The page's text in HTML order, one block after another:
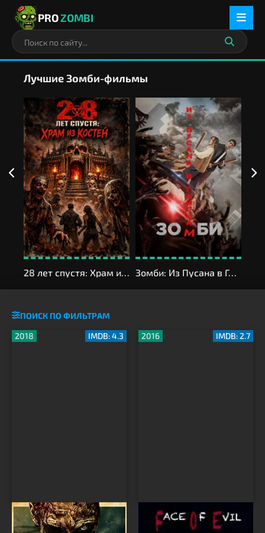
PROZOMBI
Лучшие Зомби-фильмы
Зомби: Из Пусана в Гангнам
ПОИСК ПО ФИЛЬТРАМ
Слепое пятно
2018 IMDB: 4.3
Лицо зла
2016 IMDB: 2.7